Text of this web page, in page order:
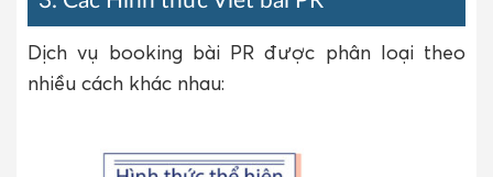
Dịch vụ booking bài PR được phân loại theo
nhiều cách khác nhau: